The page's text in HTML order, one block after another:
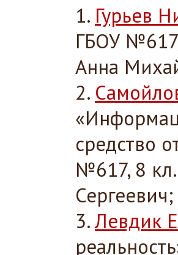
Гурьев
ГБОУ
Анна
средство
№617, 8
Сергеевич;
Левдик